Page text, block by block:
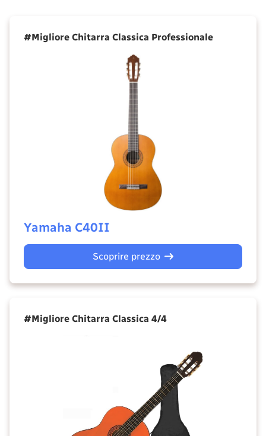
#Migliore Chitarra Classica Professionale
Yamaha C40II
Scoprire prezzo
#Migliore Chitarra Classica 4/4